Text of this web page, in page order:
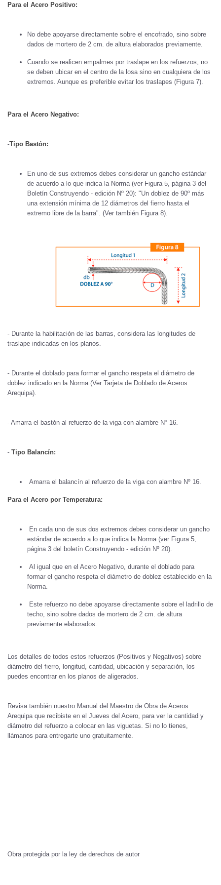
Para el Acero Positivo:
No debe apoyarse directamente sobre el encofrado, sino sobre
dados de mortero de 2 cm. de altura elaborados previamente.
Cuando se realicen empalmes por traslape en los refuerzos, no
se deben ubicar en el centro de la losa sino en cualquiera de los
extremos. Aunque es preferible evitar los traslapes (Figura 7).
Para el Acero Negativo:
-Tipo Bastón:
En uno de sus extremos debes considerar un gancho estándar
de acuerdo a lo que indica la Norma (ver Figura 5, página 3 del
Boletín Construyendo - edición Nº 20): "Un doblez de 90º más
una extensión mínima de 12 diámetros del fierro hasta el
extremo libre de la barra". (Ver también Figura 8).
- Durante la habilitación de las barras, considera las longitudes de
traslape indicadas en los planos.
- Durante el doblado para formar el gancho respeta el diámetro de
doblez indicado en la Norma (Ver Tarjeta de Doblado de Aceros
Arequipa).
- Amarra el bastón al refuerzo de la viga con alambre Nº 16.
- Tipo Balancín:
Amarra el balancín al refuerzo de la viga con alambre Nº 16.
Para el Acero por Temperatura:
En cada uno de sus dos extremos debes considerar un gancho
estándar de acuerdo a lo que indica la Norma (ver Figura 5,
página 3 del boletín Construyendo - edición Nº 20).
Al igual que en el Acero Negativo, durante el doblado para
formar el gancho respeta el diámetro de doblez establecido en la
Norma.
Este refuerzo no debe apoyarse directamente sobre el ladrillo de
techo, sino sobre dados de mortero de 2 cm. de altura
previamente elaborados.
Los detalles de todos estos refuerzos (Positivos y Negativos) sobre
diámetro del fierro, longitud, cantidad, ubicación y separación, los
puedes encontrar en los planos de aligerados.
Revisa también nuestro Manual del Maestro de Obra de Aceros
Arequipa que recibiste en el Jueves del Acero, para ver la cantidad y
diámetro del refuerzo a colocar en las viguetas. Si no lo tienes,
llámanos para entregarte uno gratuitamente.
Obra protegida por la ley de derechos de autor